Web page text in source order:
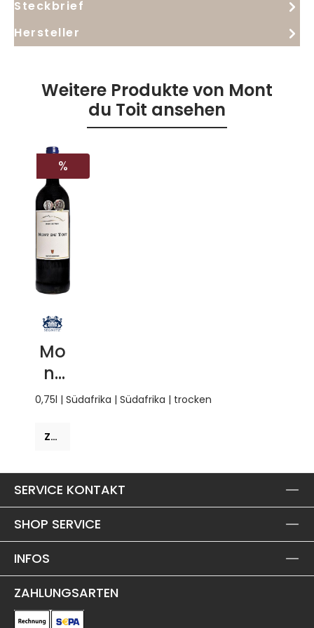
Steckbrief
Hersteller
Weitere Produkte von Mont
du Toit ansehen
RABATT
%
Mo
nt
du
201
0,75l | Südafrika | Südafrika | trocken
Zum Produkt
SERVICE KONTAKT
SHOP SERVICE
INFOS
ZAHLUNGSARTEN